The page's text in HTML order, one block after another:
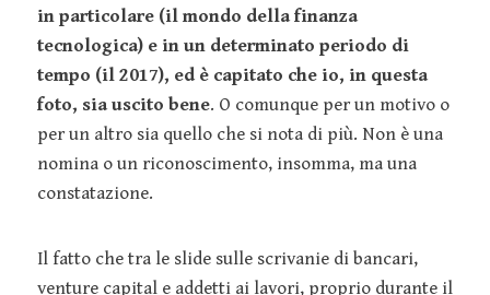
in particolare (il mondo della finanza
tecnologica) e in un determinato periodo di
tempo (il 2017), ed è capitato che io, in questa
foto, sia uscito bene. O comunque per un motivo o
per un altro sia quello che si nota di più. Non è una
nomina o un riconoscimento, insomma, ma una
constatazione.
Il fatto che tra le slide sulle scrivanie di bancari,
venture capital e addetti ai lavori, proprio durante il